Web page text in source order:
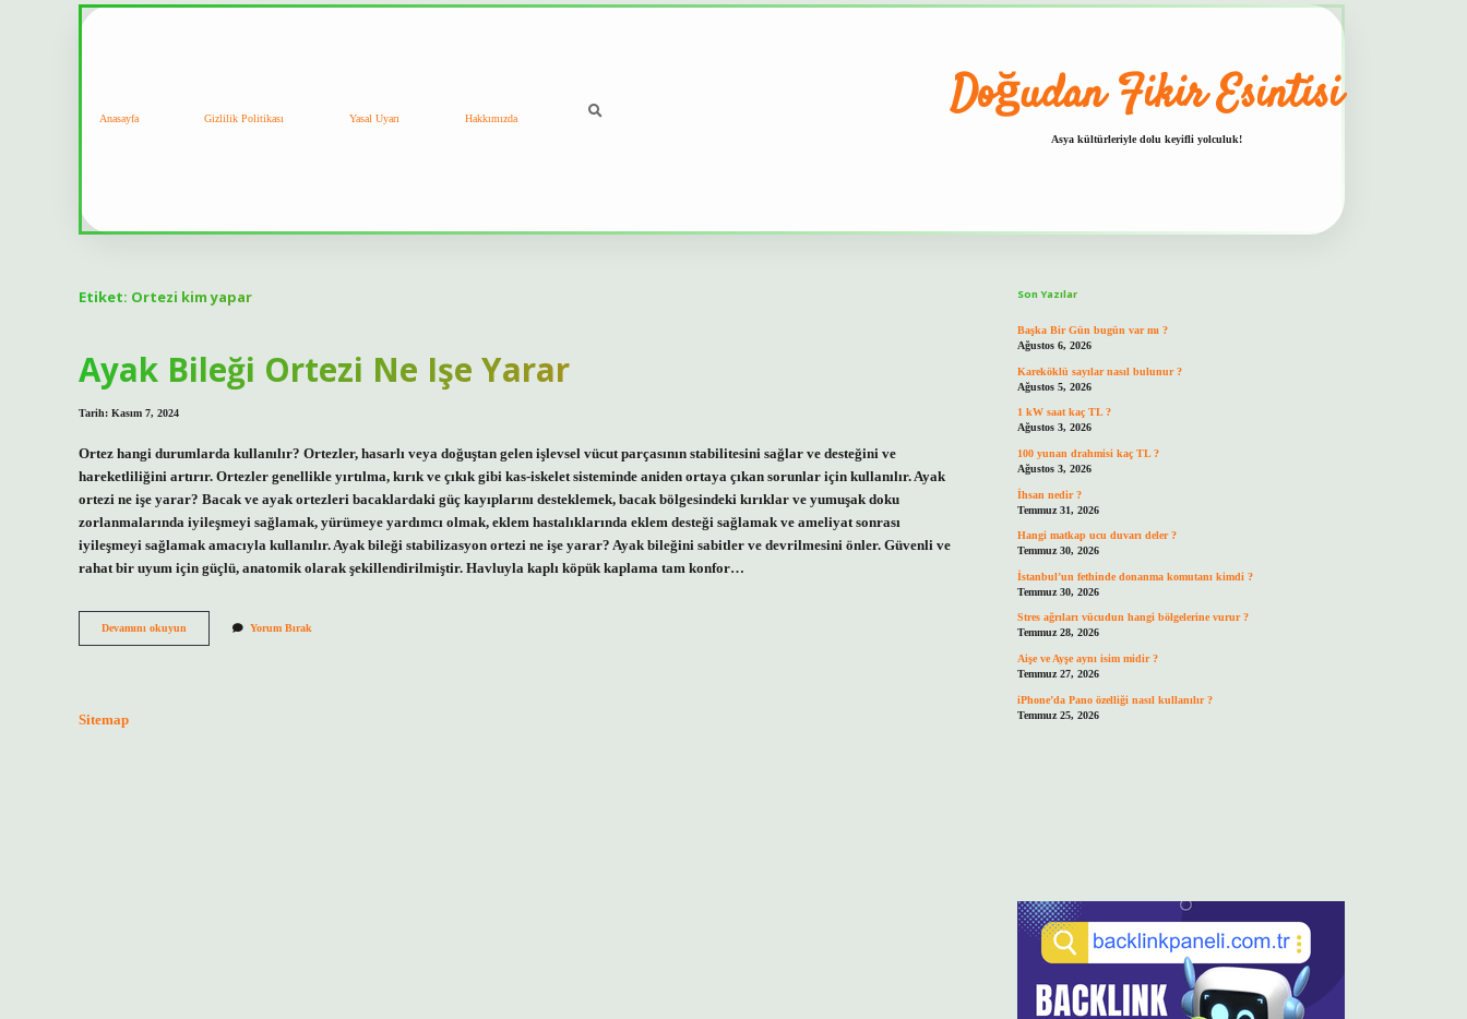
Anasayfa Gizlilik Politikası Yasal Uyarı Hakkımızda Doğudan Fikir Esintisi
Asya kültürleriyle dolu keyifli yolculuk!
Etiket: Ortezi kim yapar
Ayak Bileği Ortezi Ne Işe Yarar
Tarih: Kasım 7, 2024
Ortez hangi durumlarda kullanılır? Ortezler, hasarlı veya doğuştan gelen işlevsel vücut parçasının stabilitesini sağlar ve desteğini ve
hareketliliğini artırır. Ortezler genellikle yırtılma, kırık ve çıkık gibi kas-iskelet sisteminde aniden ortaya çıkan sorunlar için kullanılır. Ayak
ortezi ne işe yarar? Bacak ve ayak ortezleri bacaklardaki güç kayıplarını desteklemek, bacak bölgesindeki kırıklar ve yumuşak doku
zorlanmalarında iyileşmeyi sağlamak, yürümeye yardımcı olmak, eklem hastalıklarında eklem desteği sağlamak ve ameliyat sonrası
iyileşmeyi sağlamak amacıyla kullanılır. Ayak bileği stabilizasyon ortezi ne işe yarar? Ayak bileğini sabitler ve devrilmesini önler. Güvenli ve
rahat bir uyum için güçlü, anatomik olarak şekillendirilmiştir. Havluyla kaplı köpük kaplama tam konfor…
Devamını okuyun
Bileği
Yorum Bırak
Sitemap
Son Yazılar
Başka Bir Gün bugün var mı ?
Ağustos 6, 2026
Kareköklü sayılar nasıl bulunur ?
Ağustos 5, 2026
1 kW saat kaç TL ?
Ağustos 3, 2026
100 yunan drahmisi kaç TL ?
Ağustos 3, 2026
İhsan nedir ?
Temmuz 31, 2026
Hangi matkap ucu duvarı deler ?
Temmuz 30, 2026
İstanbul’un fethinde donanma komutanı kimdi ?
Temmuz 30, 2026
Stres ağrıları vücudun hangi bölgelerine vurur ?
Temmuz 28, 2026
Aişe ve Ayşe aynı isim midir ?
Temmuz 27, 2026
iPhone’da Pano özelliği nasıl kullanılır ?
Temmuz 25, 2026